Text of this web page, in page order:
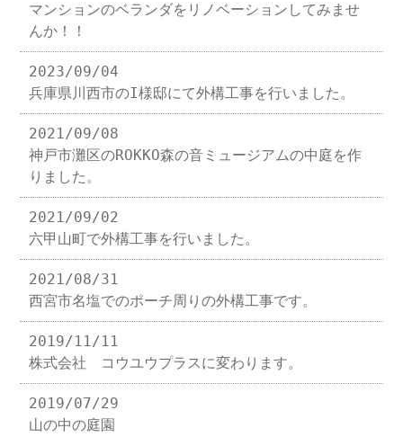
マンションのベランダをリノベーションしてみませ
んか！！
2023/09/04
兵庫県川西市のI様邸にて外構工事を行いました。
2021/09/08
神戸市灘区のROKKO森の音ミュージアムの中庭を作
りました。
2021/09/02
六甲山町で外構工事を行いました。
2021/08/31
西宮市名塩でのポーチ周りの外構工事です。
2019/11/11
株式会社 コウユウプラスに変わります。
2019/07/29
山の中の庭園